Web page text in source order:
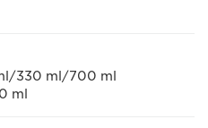
330 ml/700 ml
ml